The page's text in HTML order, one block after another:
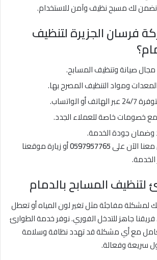
لك مسبح نظيف وآمن للاستخدام.
فرسان الجزيرة لتنظيف
صيانة وتنظيف المسابح.
ومواد التنظيف المصرح بها.
الواتساب.
خصومات خاصة للعملاء الجدد.
وضمان جودة الخدمة.
الآن على0597957765أو زيارة موقعنا
الخدمة.
لتنظيف المسابح بالدمام
مفاجئة مثل تغير لون المياه أو تعطل
فريقنا جاهز للتدخل الفوري. نوفر خدمة الطوارئ
مع أي مشكلة قد تهدد نظافة وسلامة
سريعة وفعالة.